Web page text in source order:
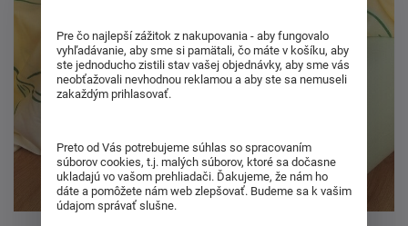
Pre čo najlepší zážitok z nakupovania - aby fungovalo
vyhľadávanie, aby sme si pamätali, čo máte v košíku, aby
ste jednoducho zistili stav vašej objednávky, aby sme vás
neobťažovali nevhodnou reklamou a aby ste sa nemuseli
zakaždým prihlasovať.
Preto od Vás potrebujeme súhlas so spracovaním
súborov cookies, t.j. malých súborov, ktoré sa dočasne
ukladajú vo vašom prehliadači. Ďakujeme, že nám ho
dáte a pomôžete nám web zlepšovať. Budeme sa k vašim
údajom správať slušne.